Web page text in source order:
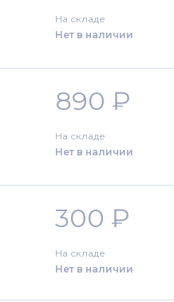
На складе
Нет в наличии
890 ₽
На складе
Нет в наличии
300 ₽
На складе
Нет в наличии